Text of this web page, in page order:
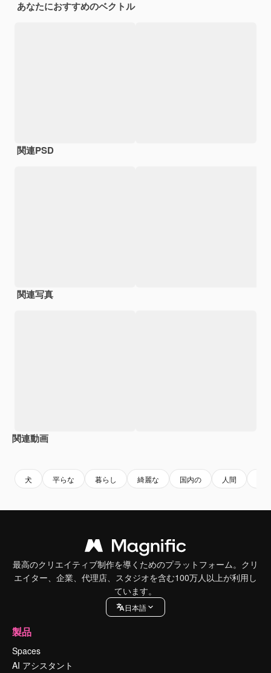
あなたにおすすめのベクトル
関連PSD
関連写真
関連動画
犬 平らな 暮らし 綺麗な 国内の 人間
最高のクリエイティブ制作を導くためのプラットフォーム。クリ
エイター、企業、代理店、スタジオを含む100万人以上が利用し
ています。
日本語
製品
Spaces
AI アシスタント